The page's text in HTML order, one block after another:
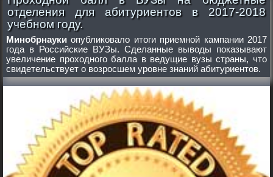
отделения для абитуриентов в 2017-2018
учебном году.
Минобрнауки опубликовало итоги приемной кампании 2017
года в Российские ВУЗы. Сделанные выводы показывают
увеличение проходного балла в ведущие вузы страны, что
свидетельствует о возросшем уровне знаний абитуриентов.